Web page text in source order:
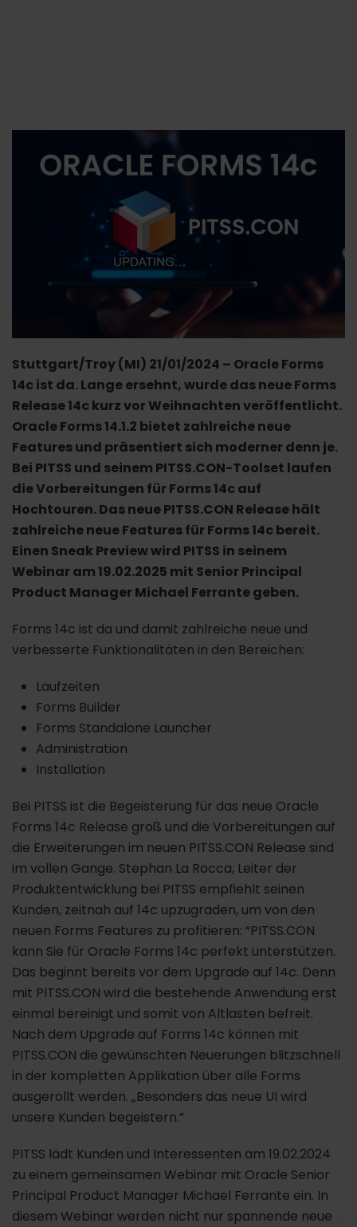
Stuttgart/Troy (MI) 21/01/2024 – Oracle Forms
14c ist da. Lange ersehnt, wurde das neue Forms
Release 14c kurz vor Weihnachten veröffentlicht.
Oracle Forms 14.1.2 bietet zahlreiche neue
Features und präsentiert sich moderner denn je.
Bei PITSS und seinem PITSS.CON-Toolset laufen
die Vorbereitungen für Forms 14c auf
Hochtouren. Das neue PITSS.CON Release hält
zahlreiche neue Features für Forms 14c bereit.
Einen Sneak Preview wird PITSS in seinem
Webinar am 19.02.2025 mit Senior Principal
Product Manager Michael Ferrante geben.
Forms 14c ist da und damit zahlreiche neue und
verbesserte Funktionalitäten in den Bereichen:
Laufzeiten
Forms Builder
Forms Standalone Launcher
Administration
Installation
Bei PITSS ist die Begeisterung für das neue Oracle
Forms 14c Release groß und die Vorbereitungen auf
die Erweiterungen im neuen PITSS.CON Release sind
im vollen Gange. Stephan La Rocca, Leiter der
Produktentwicklung bei PITSS empfiehlt seinen
Kunden, zeitnah auf 14c upzugraden, um von den
neuen Forms Features zu profitieren: “PITSS.CON
kann Sie für Oracle Forms 14c perfekt unterstützen.
Das beginnt bereits vor dem Upgrade auf 14c. Denn
mit PITSS.CON wird die bestehende Anwendung erst
einmal bereinigt und somit von Altlasten befreit.
Nach dem Upgrade auf Forms 14c können mit
PITSS.CON die gewünschten Neuerungen blitzschnell
in der kompletten Applikation über alle Forms
ausgerollt werden. „Besonders das neue UI wird
unsere Kunden begeistern.”
PITSS lädt Kunden und Interessenten am 19.02.2024
zu einem gemeinsamen Webinar mit Oracle Senior
Principal Product Manager Michael Ferrante ein. In
diesem Webinar werden nicht nur spannende neue